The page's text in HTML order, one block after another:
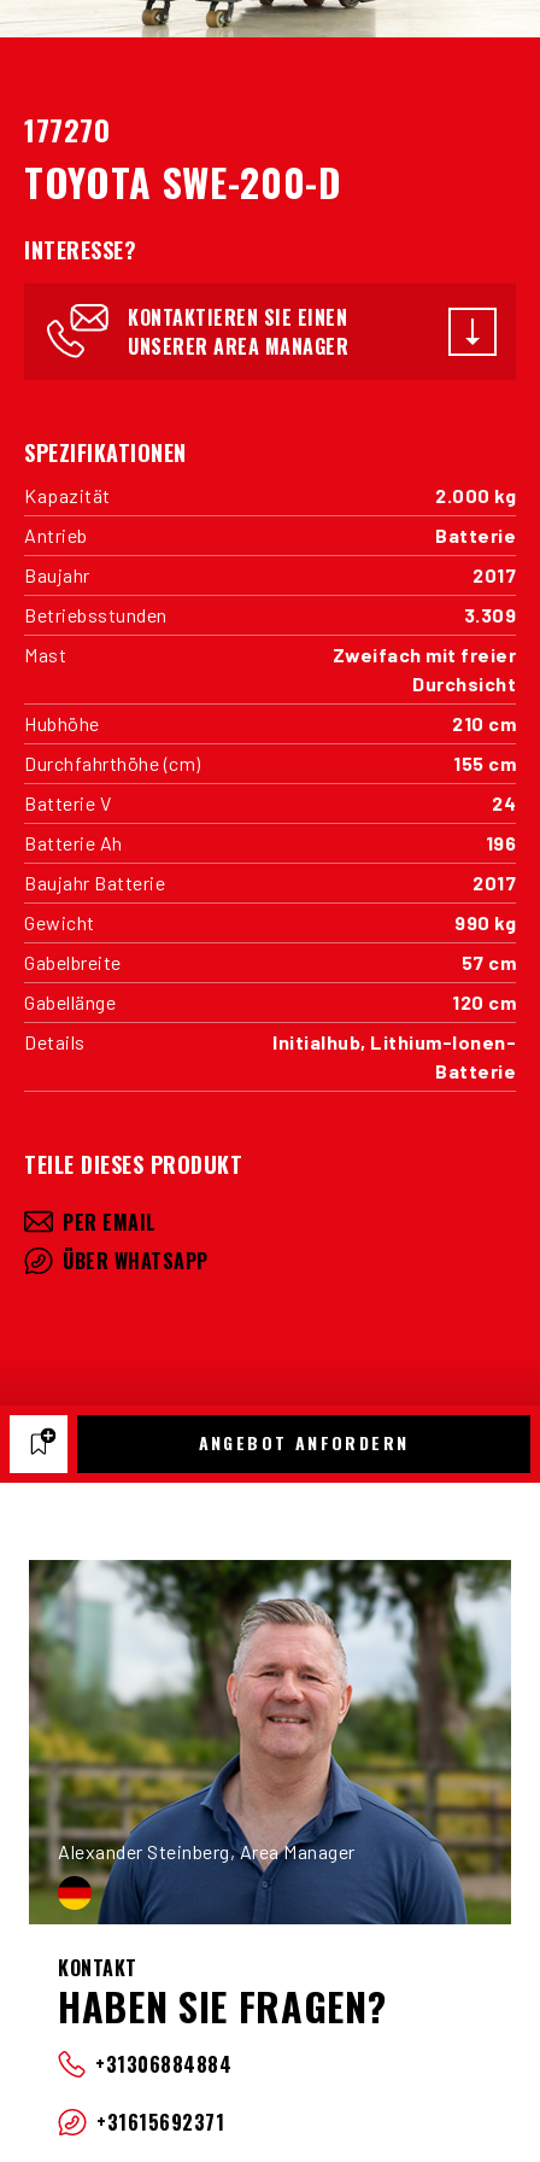
177270
TOYOTA SWE-200-D
INTERESSE?
KONTAKTIEREN SIE EINEN
UNSERER AREA MANAGER
SPEZIFIKATIONEN
Kapazität
2.000 kg
Antrieb
Batterie
Baujahr
2017
Betriebsstunden
3.309
Mast
Zweifach mit freier
Durchsicht
Hubhöhe
210 cm
Durchfahrthöhe (cm)
155 cm
Batterie V
24
Batterie Ah
196
Baujahr Batterie
2017
Gewicht
990 kg
Gabelbreite
57 cm
Gabellänge
120 cm
Details
Initialhub, Lithium-Ionen-
Batterie
TEILE DIESES PRODUKT
PER EMAIL
ÜBER WHATSAPP
ANGEBOT ANFORDERN
Alexander Steinberg, Area Manager
KONTAKT
HABEN SIE FRAGEN?
+31306884884
+31615692371